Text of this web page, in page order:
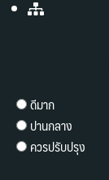
ดีมาก
ปานกลาง
ควรปรับปรุง